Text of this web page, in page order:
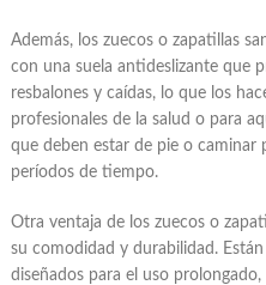
Además, los zuecos o zapatillas
con una suela antideslizante que
resbalones y caídas, lo que los
profesionales de la salud o para
que deben estar de pie o caminar
períodos de tiempo.
Otra ventaja de los zuecos o
su comodidad y durabilidad.
diseñados para el uso